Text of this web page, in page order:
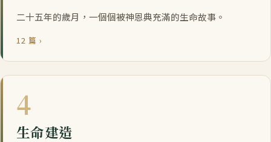
二十五年的歲月，一個個被神恩典充滿的生命故事。
12 篇 ›
4
生命建造